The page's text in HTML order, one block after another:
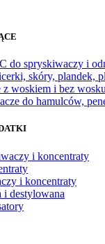
do spryskiwaczy i
skóry, plandek,
z woskiem i bez wosku
do hamulców,
i koncentraty
i koncentraty
i destylowana